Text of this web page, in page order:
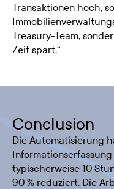
Transaktionen hoch,
Treasury-Team,
Zeit spart.“
Conclusion
Die Automatisierung
typischerweise 10
90 % reduziert. Die